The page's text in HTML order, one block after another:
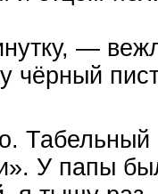
—
чёрный
Табельный
У папы